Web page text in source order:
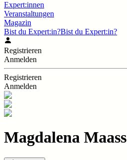
Expert:innen
Veranstaltungen
Magazin
Bist du Expert:in?Bist du Expert:in?
Registrieren
Anmelden
Registrieren
Anmelden
Magdalena Maass